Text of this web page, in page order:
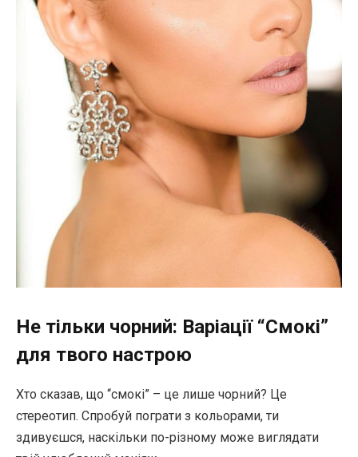
Не тільки чорний: Варіації “Смокі”
для твого настрою
Хто сказав, що “смокі” – це лише чорний? Це
стереотип. Спробуй пограти з кольорами, ти
здивуєшся, наскільки по-різному може виглядати